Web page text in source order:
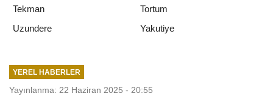
Tekman
Tortum
Uzundere
Yakutiye
YEREL HABERLER
Yayınlanma: 22 Haziran 2025 - 20:55